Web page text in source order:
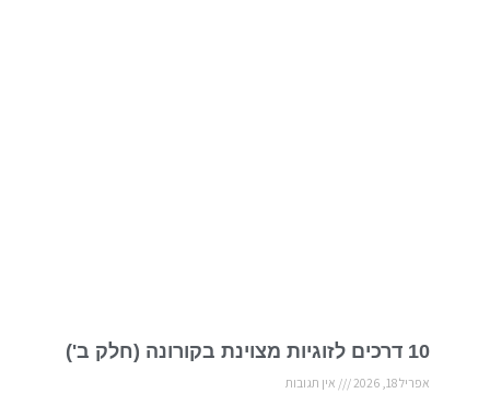
10 דרכים לזוגיות מצוינת בקורונה (חלק ב')
אפריל 18, 2026 אין תגובות